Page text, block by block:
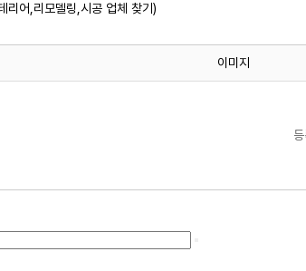
리어,리모델링,시공 업체 찾기)
이미지